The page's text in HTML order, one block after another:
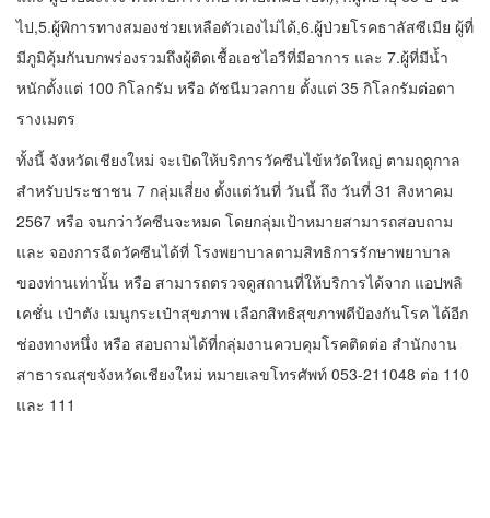
ไป,5.ผู้พิการทางสมองช่วยเหลือตัวเองไม่ได้,6.ผู้ป่วยโรคธาลัสซีเมีย ผู้ที่
มีภูมิคุ้มกันบกพร่องรวมถึงผู้ติดเชื้อเอชไอวีที่มีอาการ และ 7.ผู้ที่มีน้ำ
หนักตั้งแต่ 100 กิโลกรัม หรือ ดัชนีมวลกาย ตั้งแต่ 35 กิโลกรัมต่อตา
รางเมตร
ทั้งนี้ จังหวัดเชียงใหม่ จะเปิดให้บริการวัคซีนไข้หวัดใหญ่ ตามฤดูกาล
สำหรับประชาชน 7 กลุ่มเสี่ยง ตั้งแต่วันที่ วันนี้ ถึง วันที่ 31 สิงหาคม
2567 หรือ จนกว่าวัคซีนจะหมด โดยกลุ่มเป้าหมายสามารถสอบถาม
และ จองการฉีดวัคซีนได้ที่ โรงพยาบาลตามสิทธิการรักษาพยาบาล
ของท่านเท่านั้น หรือ สามารถตรวจดูสถานที่ให้บริการได้จาก แอปพลิ
เคชั่น เป๋าตัง เมนูกระเป๋าสุขภาพ เลือกสิทธิสุขภาพดีป้องกันโรค ได้อีก
ช่องทางหนึ่ง หรือ สอบถามได้ที่กลุ่มงานควบคุมโรคติดต่อ สำนักงาน
สาธารณสุขจังหวัดเชียงใหม่ หมายเลขโทรศัพท์ 053-211048 ต่อ 110
และ 111